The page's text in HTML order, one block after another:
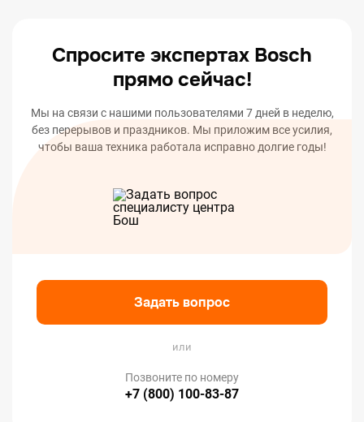
Спросите экспертах Bosch
прямо сейчас!
Мы на связи с нашими пользователями 7 дней в неделю,
без перерывов и праздников. Мы приложим все усилия,
чтобы ваша техника работала исправно долгие годы!
Задать вопрос
или
Позвоните по номеру
+7 (800) 100-83-87